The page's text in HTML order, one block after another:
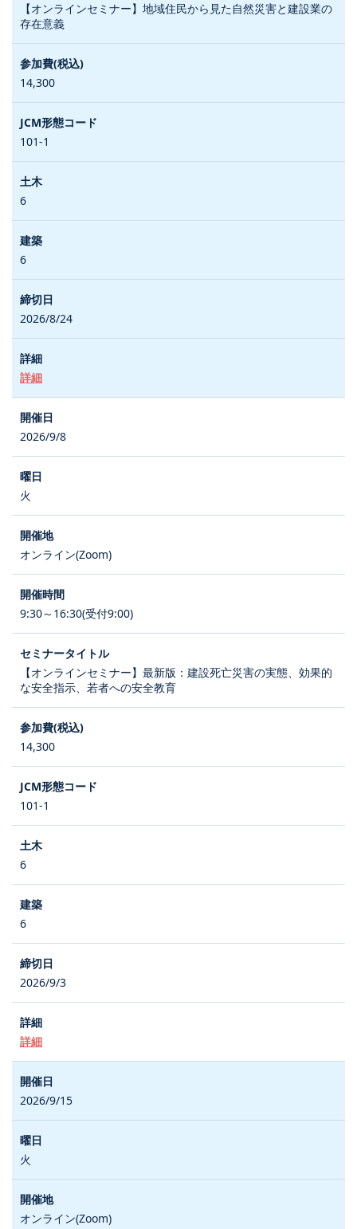
【オンラインセミナー】地域住民から見た自然災害と建設業の
存在意義
14,300
101-1
6
6
2026/8/24
詳細
2026/9/8
火
オンライン(Zoom)
9:30～16:30(受付9:00)
【オンラインセミナー】最新版：建設死亡災害の実態、効果的
な安全指示、若者への安全教育
14,300
101-1
6
6
2026/9/3
詳細
2026/9/15
火
オンライン(Zoom)